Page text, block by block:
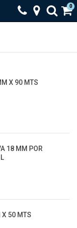
0
X 90 MTS
18 MM POR
X 50 MTS